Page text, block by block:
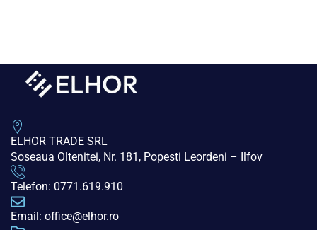
ELHOR TRADE SRL
Soseaua Oltenitei, Nr. 181, Popesti Leordeni – Ilfov
Telefon: 0771.619.910
Email: office@elhor.ro